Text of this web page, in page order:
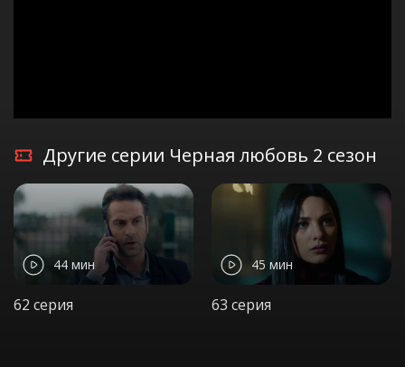
Другие серии Черная любовь 2 сезон
44 мин
62 серия
45 мин
63 серия